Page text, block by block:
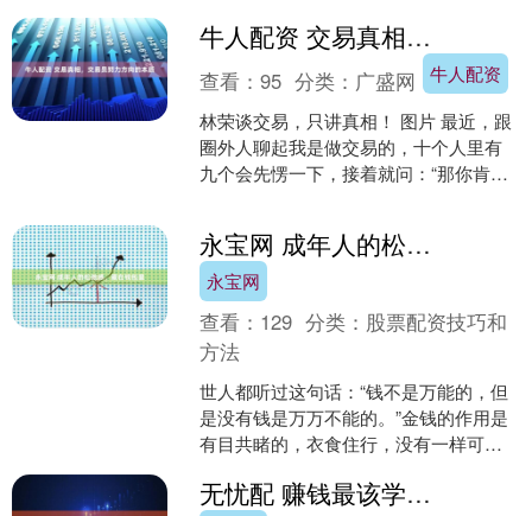
生态森林1995....
牛人配资 交易真相，交易员努力方向的本质
牛人配资
查看：95 分类： 广盛网
林荣谈交易，只讲真相！ 图片 最近，跟
圈外人聊起我是做交易的，十个人里有
九个会先愣一下，接着就问：“那你肯定
永宝网 成年人的松弛感，藏在钱包里
永宝网
查看： 129 分类： 股票配资技巧和
方法
世人都听过这句话：“钱不是万能的，但
是没有钱是万万不能的。”金钱的作用是
有目共睹的，衣食住行，没有一样可以
汉，多少人在糖衣炮弹.... 无忧配 赚钱最该学的东西，根本没人教（给普通人最轻松的实操建议）